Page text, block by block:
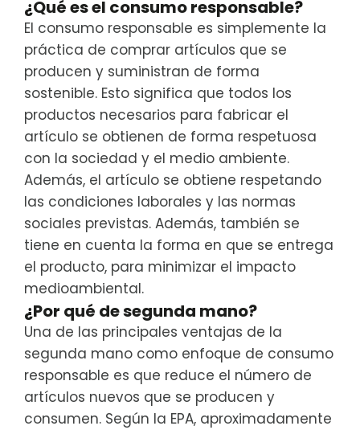
¿Qué es el consumo responsable?
El consumo responsable es simplemente la
práctica de comprar artículos que se
producen y suministran de forma
sostenible. Esto significa que todos los
productos necesarios para fabricar el
artículo se obtienen de forma respetuosa
con la sociedad y el medio ambiente.
Además, el artículo se obtiene respetando
las condiciones laborales y las normas
sociales previstas. Además, también se
tiene en cuenta la forma en que se entrega
el producto, para minimizar el impacto
medioambiental.
¿Por qué de segunda mano?
Una de las principales ventajas de la
segunda mano como enfoque de consumo
responsable es que reduce el número de
artículos nuevos que se producen y
consumen. Según la EPA, aproximadamente